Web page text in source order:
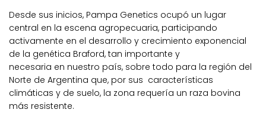
Desde sus inicios, Pampa Genetics ocupó un lugar
central en la escena agropecuaria, participando
activamente en el desarrollo y crecimiento exponencial
de la genética Braford, tan importante y
necesaria en nuestro país, sobre todo para la región del
Norte de Argentina que, por sus características
climáticas y de suelo, la zona requería un raza bovina
más resistente.